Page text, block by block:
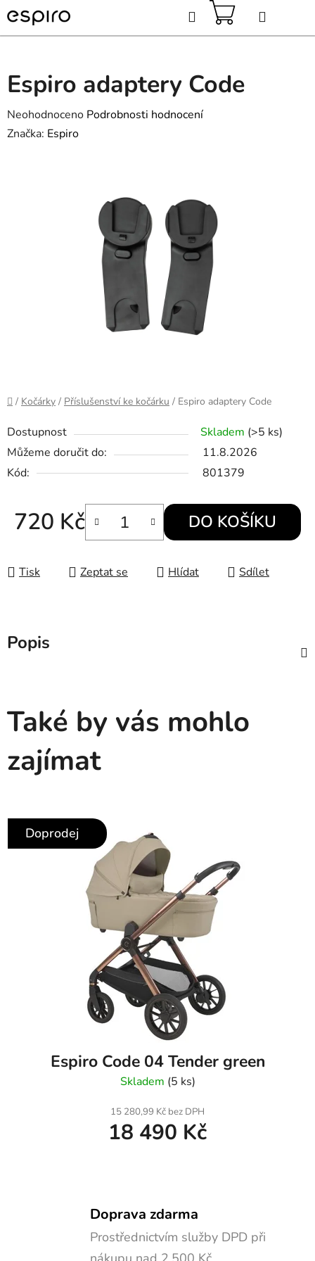
Přejít
na
obsah
Hledat
KOŠÍK
Domů
/ Kočárky / Příslušenství ke kočárku / Espiro adaptery Code
Dostupnost Skladem (>5 ks)
Můžeme doručit do:
11.8.2026
Kód:
801379
720 Kč DO KOŠÍKU
Tisk Zeptat se Hlídat Sdílet
Espiro adaptery Code
Průměrné
hodnocení
Neohodnoceno Podrobnosti hodnocení
Značka: Espiro
Popis
Také by vás mohlo
zajímat
Doprodej
Espiro Code 04 Tender green
Skladem (5 ks)
15 280,99 Kč bez DPH
18 490 Kč
Doprava zdarma
Prostřednictvím služby DPD při